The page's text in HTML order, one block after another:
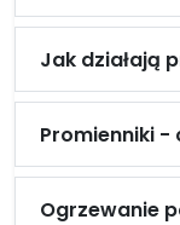
Jak działają
Promienniki
Ogrzewanie